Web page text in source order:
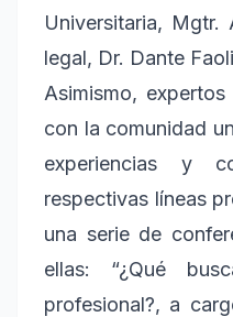
Universitaria,
legal, Dr. Dante
Asimismo,
con la comunidad
experiencias y
respectivas líneas
una serie de
ellas: “¿Qué
profesional?, a